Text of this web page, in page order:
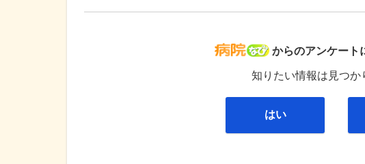
病院なび
からのアンケート
知りたい情報は見つか
はい